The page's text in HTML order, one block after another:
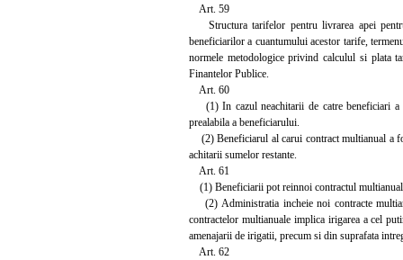
Art. 59
Structura tarifelor pentru livrarea apei
beneficiarilor a cuantumului acestor tarife,
normele metodologice privind calculul si plata
Finantelor Publice.
Art. 60
(1) In cazul neachitarii de catre beneficiari a
prealabila a beneficiarului.
(2) Beneficiarul al carui contract multianual a
achitarii sumelor restante.
Art. 61
(1) Beneficiarii pot reinnoi contractul
(2) Administratia incheie noi contracte
contractelor multianuale implica irigarea a cel
amenajarii de irigatii, precum si din suprafata
Art. 62